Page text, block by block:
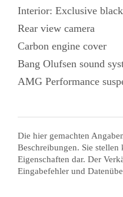
Interior: Exclusive
Rear view camera
Carbon engine cover
Bang Olufsen sound
AMG Performance
Die hier gemachten
Beschreibungen. Sie stellen
Eigenschaften dar. Der
Eingabefehler und